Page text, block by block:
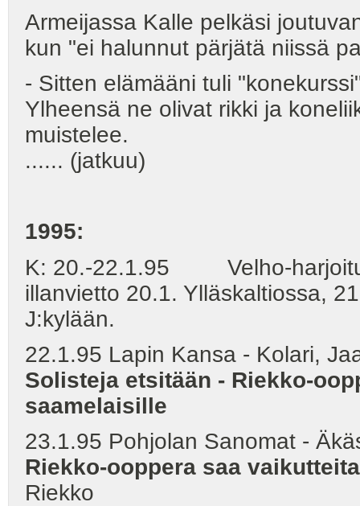
Armeijassa Kalle pelkäsi
kun "ei halunnut pärjätä niissä
- Sitten elämääni tuli
Ylheensä ne olivat rikki ja
muistelee.
...... (jatkuu)
1995:
K: 20.-22.1.95 Velho-
illanvietto 20.1. Ylläskaltiossa,
J:kylään.
22.1.95 Lapin Kansa - Kolari,
Solisteja etsitään - Riekko-
saamelaisille
23.1.95 Pohjolan Sanomat -
Riekko-ooppera saa
Riekko